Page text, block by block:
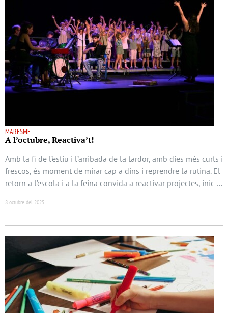
MARESME
A l’octubre, Reactiva’t!
Amb la fi de l’estiu i l’arribada de la tardor, amb dies més curts i
frescos, és moment de mirar cap a dins i reprendre la rutina. El
retorn a l’escola i a la feina convida a reactivar projectes, inic …
8 octubre del 2025